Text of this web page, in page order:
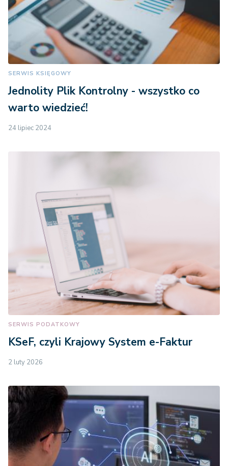
SERWIS KSIĘGOWY
Jednolity Plik Kontrolny - wszystko co
warto wiedzieć!
24 lipiec 2024
SERWIS PODATKOWY
KSeF, czyli Krajowy System e-Faktur
2 luty 2026